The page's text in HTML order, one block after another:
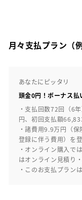
月々支払プラン（例
あなたにピッタリ
頭金0円！ボーナス
・支払回数72回（6
円、初回支払額
・諸費用9.9万円（
登録に伴う費用）を
・オンライン購入で
はオンライン見積り
・このお支払プラン